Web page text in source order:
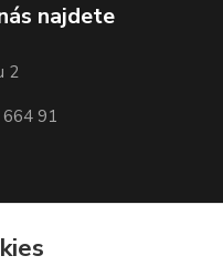
najdete
2
664 91